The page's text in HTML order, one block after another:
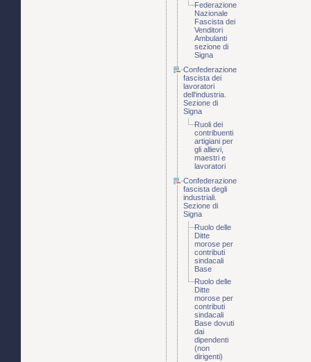
Federazione
Nazionale
Fascista dei
Venditori
Ambulanti
sezione di
Signa
Confederazione
fascista dei
lavoratori
dell'industria.
Sezione di
Signa
Ruoli dei
contribuenti
artigiani per
gli allievi,
maestri e
lavoratori
Confederazione
fascista degli
industriali.
Sezione di
Signa
Ruolo delle
Ditte
morose per
contributi
sindacali
Base
Ruolo delle
Ditte
morose per
contributi
sindacali
Base dovuti
dai
dipendenti
(non
dirigenti)